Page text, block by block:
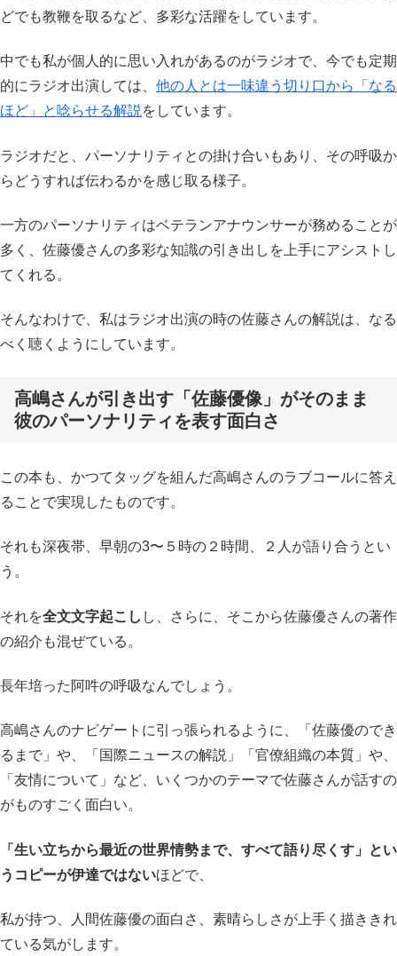
どでも教鞭を取るなど、多彩な活躍をしています。
中でも私が個人的に思い入れがあるのがラジオで、今でも定期
的にラジオ出演しては、 他の人とは一味違う切り口から「なる
ほど」と唸らせる解説 をしています。
ラジオだと、パーソナリティとの掛け合いもあり、その呼吸か
らどうすれば伝わるかを感じ取る様子。
一方のパーソナリティはベテランアナウンサーが務めることが
多く、佐藤優さんの多彩な知識の引き出しを上手にアシストし
てくれる。
そんなわけで、私はラジオ出演の時の佐藤さんの解説は、なる
べく聴くようにしています。
高嶋さんが引き出す「佐藤優像」がそのまま
彼のパーソナリティを表す面白さ
この本も、かつてタッグを組んだ高嶋さんのラブコールに答え
ることで実現したものです。
それも深夜帯、早朝の3〜５時の２時間、２人が語り合うとい
う。
それを全文文字起こし し、さらに、そこから佐藤優さんの著作
の紹介も混ぜている。
長年培った阿吽の呼吸なんでしょう。
高嶋さんのナビゲートに引っ張られるように、「佐藤優のでき
るまで」や、「国際ニュースの解説」「官僚組織の本質」や、
「友情について」など、いくつかのテーマで佐藤さんが話すの
がものすごく面白い。
「生い立ちから最近の世界情勢まで、すべて語り尽くす」とい
うコピーが伊達ではないほどで、
私が持つ、人間佐藤優の面白さ、素晴らしさが上手く描ききれ
ている気がします。